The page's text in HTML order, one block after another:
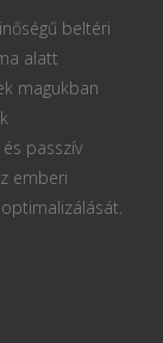
beltéri
alatt
magukban
passzív
emberi